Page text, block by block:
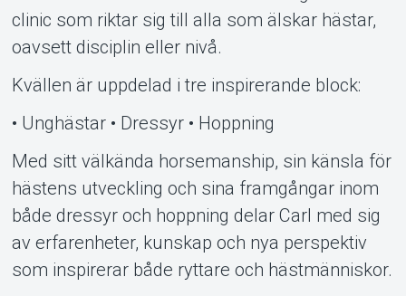
clinic som riktar sig till alla som älskar hästar,
oavsett disciplin eller nivå.
Kvällen är uppdelad i tre inspirerande block:
• Unghästar • Dressyr • Hoppning
Med sitt välkända horsemanship, sin känsla för
hästens utveckling och sina framgångar inom
både dressyr och hoppning delar Carl med sig
av erfarenheter, kunskap och nya perspektiv
som inspirerar både ryttare och hästmänniskor.